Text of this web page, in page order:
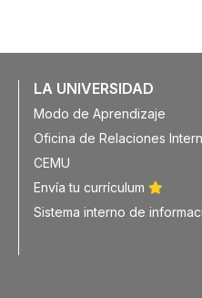
LA UNIVERSIDAD
Modo de Aprendizaje
Oficina de Relaciones
CEMU
Envía tu currículum
Sistema interno de